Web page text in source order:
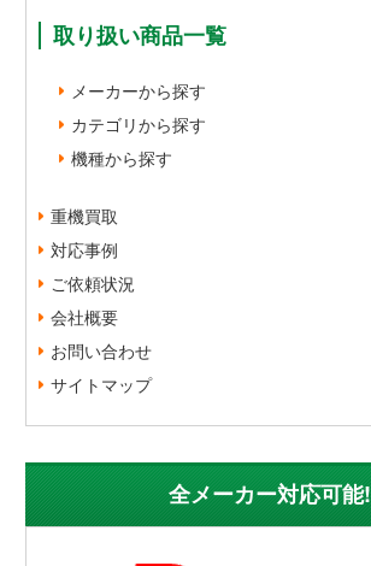
取り扱い商品一覧
メーカーから探す
カテゴリから探す
機種から探す
重機買取
対応事例
ご依頼状況
会社概要
お問い合わせ
サイトマップ
全メーカー対応可能!